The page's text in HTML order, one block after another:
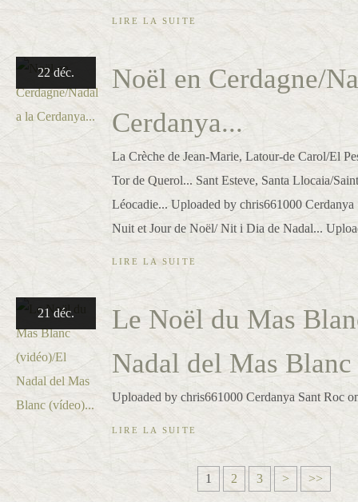
LIRE LA SUITE
22 déc.
Noël en Cerdagne/
Cerdanya...
La Crèche de Jean-Marie, Latour-de Carol/El
Tor de Querol... Sant Esteve, Santa Llocaia/
Léocadie... Uploaded by chris661000
Nuit et Jour de Noël/ Nit i Dia de Nadal...
LIRE LA SUITE
21 déc.
Le Noël du Mas
Nadal del Mas
Uploaded by chris661000 Cerdanya Sant Roc
LIRE LA SUITE
1 2 3 > >>